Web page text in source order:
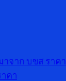
จาก บขส ราคา
คา